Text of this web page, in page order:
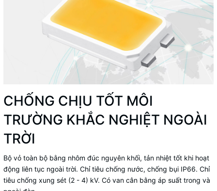
CHỐNG CHỊU TỐT MÔI
TRƯỜNG KHẮC NGHIỆT NGOÀI
TRỜI
Bộ vỏ toàn bộ bằng nhôm đúc nguyên khối, tản nhiệt tốt khi hoạt
động liên tục ngoài trời. Chỉ tiêu chống nước, chống bụi IP66. Chỉ
tiêu chống xung sét (2 - 4) kV. Có van cân bằng áp suất trong và